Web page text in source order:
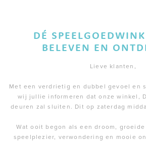
DÉ
BELEVEN EN
Lieve klanten,
Met een verdrietig en dubbel gevoel en
wij jullie informeren dat onze winkel,
deuren zal sluiten. Dit op zaterdag
Wat ooit begon als een droom,
speelplezier, verwondering en mooie